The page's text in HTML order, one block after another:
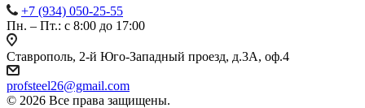
+7 (934) 050-25-55
Пн. – Пт.: с 8:00 до 17:00
Ставрополь, 2-й Юго-Западный проезд, д.3А, оф.4
profsteel26@gmail.com
© 2026 Все права защищены.